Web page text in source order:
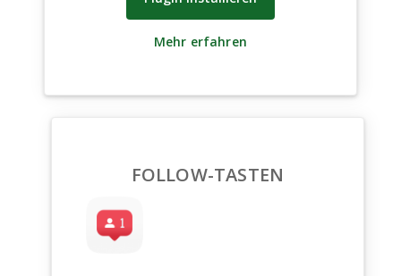
Mehr erfahren
FOLLOW-TASTEN